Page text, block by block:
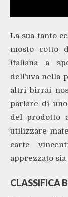
La sua tanto
mosto cotto
italiana a
dell’uva nella
altri birrai
parlare di
del prodotto
utilizzare
carte
apprezzato
CLASSIFICA